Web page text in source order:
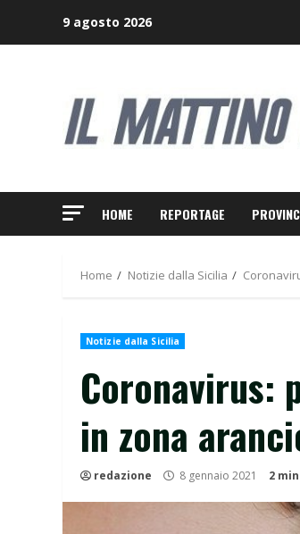
9 agosto 2026
HOME REPORTAGE
Home Notizie dalla Sicilia
Notizie dalla Sicilia
Coronavirus:
in zona
redazione 8 gennaio 2021 2